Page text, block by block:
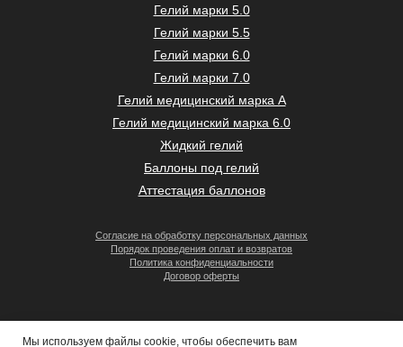
Гелий марки 5.0
Гелий марки 5.5
Гелий марки 6.0
Гелий марки 7.0
Гелий медицинский марка А
Гелий медицинский марка 6.0
Жидкий гелий
Баллоны под гелий
Аттестация баллонов
Согласие на обработку персональных данных
Порядок проведения оплат и возвратов
Политика конфиденциальности
Договор оферты
Мы используем файлы cookie, чтобы обеспечить вам